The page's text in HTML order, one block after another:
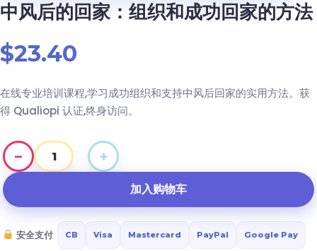
中风后的回家：组织和成功回家的方法
$23.40
在线专业培训课程,学习成功组织和支持中风后回家的实用方法。获
得 Qualiopi 认证,终身访问。
−
中
+
加入购物车
安全支付 CB Visa Mastercard PayPal Google Pay